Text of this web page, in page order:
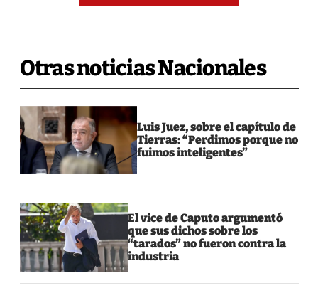
Otras noticias Nacionales
Luis Juez, sobre el capítulo de
Tierras: “Perdimos porque no
fuimos inteligentes”
El vice de Caputo argumentó
que sus dichos sobre los
“tarados” no fueron contra la
industria